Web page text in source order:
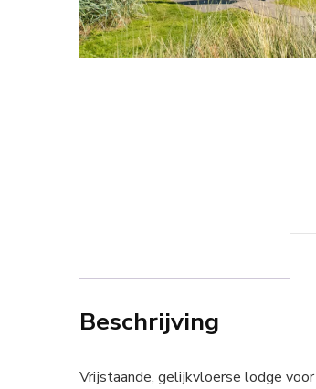
Beschrijving
Vrijstaande, gelijkvloerse lodge